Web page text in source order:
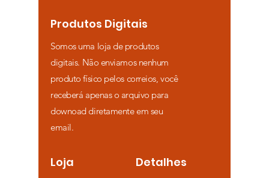
Produtos Digitais
Somos uma loja de produtos
digitais. Não enviamos nenhum
produto físico pelos correios, você
receberá apenas o arquivo para
downoad diretamente em seu
email.
Loja Detalhes